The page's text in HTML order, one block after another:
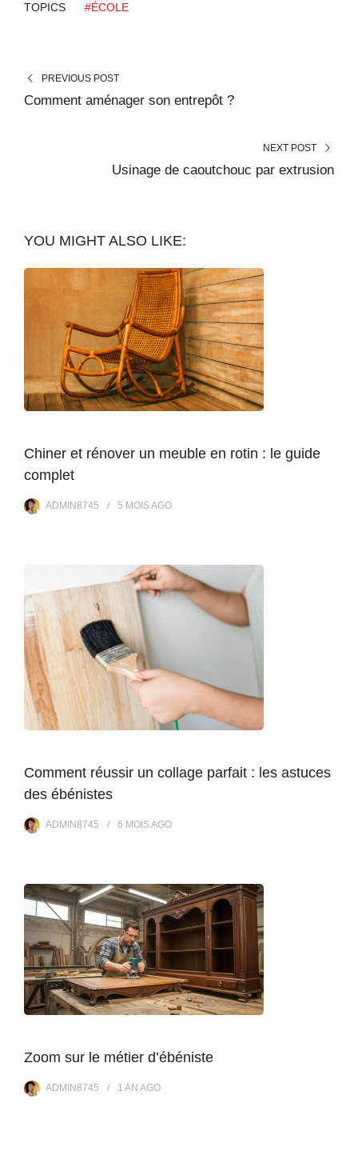
TOPICS #ÉCOLE
PREVIOUS POST
Comment aménager son entrepôt ?
NEXT POST
Usinage de caoutchouc par extrusion
YOU MIGHT ALSO LIKE:
Chiner et rénover un meuble en rotin : le guide
complet
ADMIN8745 5 MOISAGO
Comment réussir un collage parfait : les astuces
des ébénistes
ADMIN8745 6 MOISAGO
Zoom sur le métier d’ébéniste
ADMIN8745 1 AN AGO